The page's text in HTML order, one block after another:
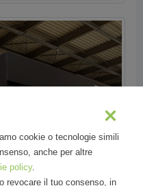
cookie o tecnologie simili
anche per altre
policy.
revocare il tuo consenso, in